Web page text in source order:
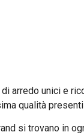
arredo unici e
qualità
si trovano in